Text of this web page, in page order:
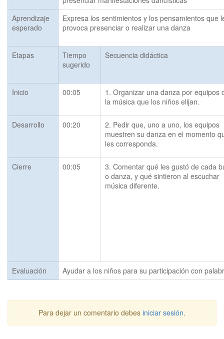
Aprendizaje
esperado
Expresa los sentimientos y los pensamientos que
provoca presenciar o realizar una danza
Etapas
Tiempo
sugerido
Secuencia didáctica
Inicio 00:05
1. Organizar una danza por equipos
la música que los niños elijan.
Desarrollo 00:20
2. Pedir que, uno a uno, los equipos
muestren su danza en el momento
les corresponda.
Cierre 00:05
3. Comentar qué les gustó de cada
o danza, y qué sintieron al escuchar
música diferente.
Evaluación Ayudar a los niños para su participación con
Para dejar un comentario debes iniciar sesión.